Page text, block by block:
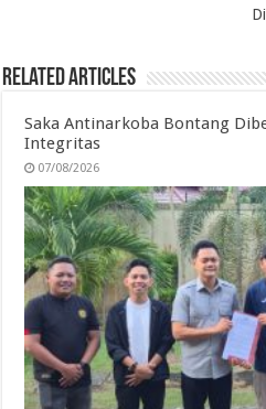
Related Articles
Saka Antinarkoba Bontang
Integritas
07/08/2026